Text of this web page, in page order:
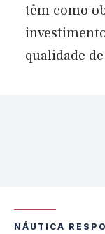
têm como
qualidade
NÁUTICA